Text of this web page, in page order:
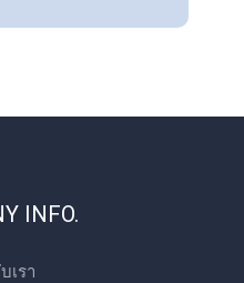
INFO.
เรา